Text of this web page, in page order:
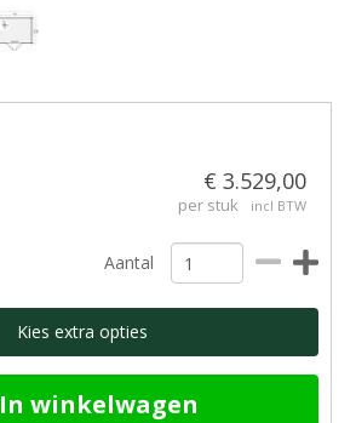
€ 3.529,00
per stuk incl BTW
Aantal
Kies extra opties
In winkelwagen